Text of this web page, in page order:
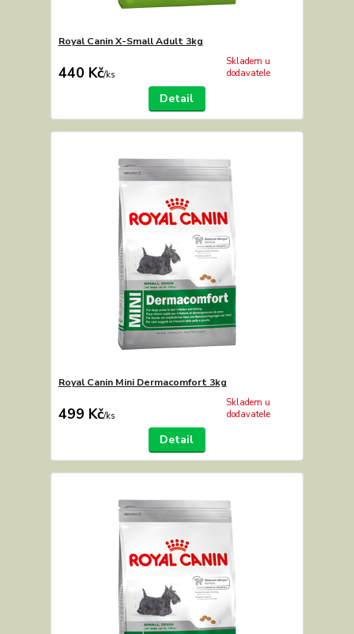
Royal Canin X-Small Adult 3kg
440 Kč/ks
Skladem u
dodavatele
Detail
Royal Canin Mini Dermacomfort 3kg
499 Kč/ks
Skladem u
dodavatele
Detail